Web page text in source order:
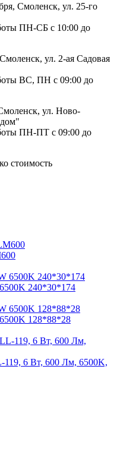
Смоленск, ул. 25-го
ПН-СБ с 10:00 до
ул. 2-ая Садовая
ВС, ПН с 09:00 до
ул. Ново-
ПН-ПТ с 09:00 до
стоимость
240*30*174
128*88*28
6 Вт, 600 Лм, 6500K,